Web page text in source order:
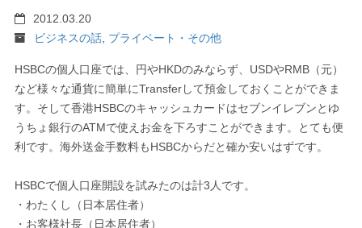
2012.03.20
ビジネスの話, プライベート・その他
HSBCの個人口座では、円やHKDのみならず、USDやRMB（元）
など様々な通貨に簡単にTransferして預金しておくことができま
す。そして香港HSBCのキャッシュカードはセブンイレブンとゆ
うちょ銀行のATMで使えお金を下ろすことができます。とても便
利です。海外送金手数料もHSBCからだと確か安いはずです。
HSBCで個人口座開設を試みたのは計3人です。
・わたくし（日本居住者）
・お客様社長（日本居住者）